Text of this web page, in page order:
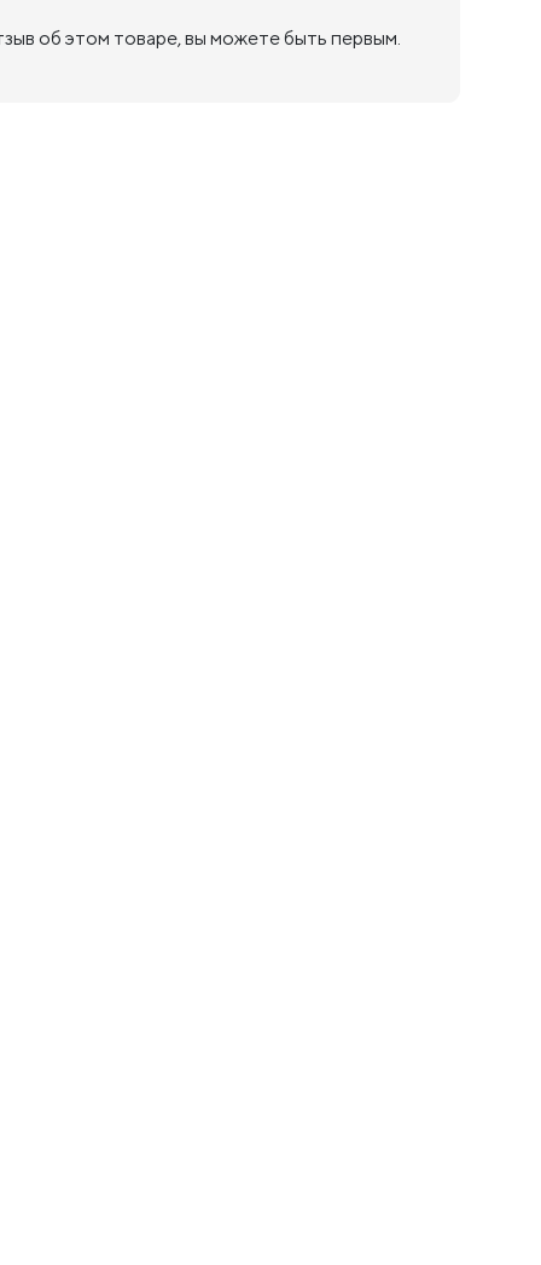
об этом товаре, вы можете быть первым.